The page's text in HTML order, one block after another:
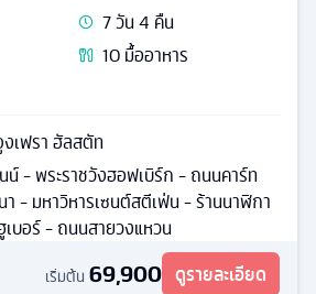
7วัน4 คืน
10มื้ออาหาร
เฟรา ฮัลสตัท
น์ - พระราชวังฮอฟเบิร์ก - ถนนคาร์ท
า - มหาวิหารเซนต์สตีเฟ่น - ร้านนาฬิกา
เบอร์ - ถนนสายวงแหวน
เริ่มต้น 69,900 ดูรายละเอียด